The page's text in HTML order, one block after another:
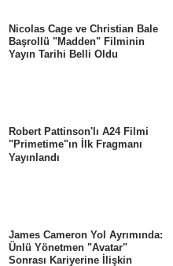
Nicolas Cage ve Christian Bale
Başrollü "Madden" Filminin
Yayın Tarihi Belli Oldu
Robert Pattinson'lı A24 Filmi
"Primetime"ın İlk Fragmanı
Yayınlandı
James Cameron Yol Ayrımında:
Ünlü Yönetmen "Avatar"
Sonrası Kariyerine İlişkin